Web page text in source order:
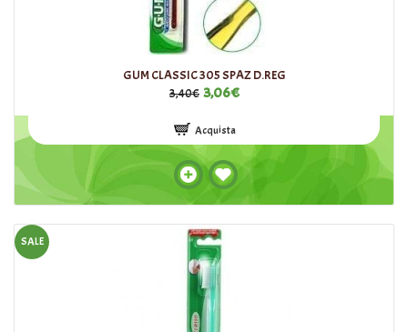
GUM CLASSIC 305 SPAZ D.REG
3,40€ 3,06€
Acquista
SALE